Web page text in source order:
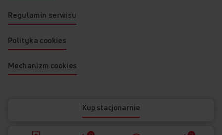
Kup stacjonarnie
© 2026 AMICA
Regulamin serwisu
Polityka cookies
Mechanizm cookies